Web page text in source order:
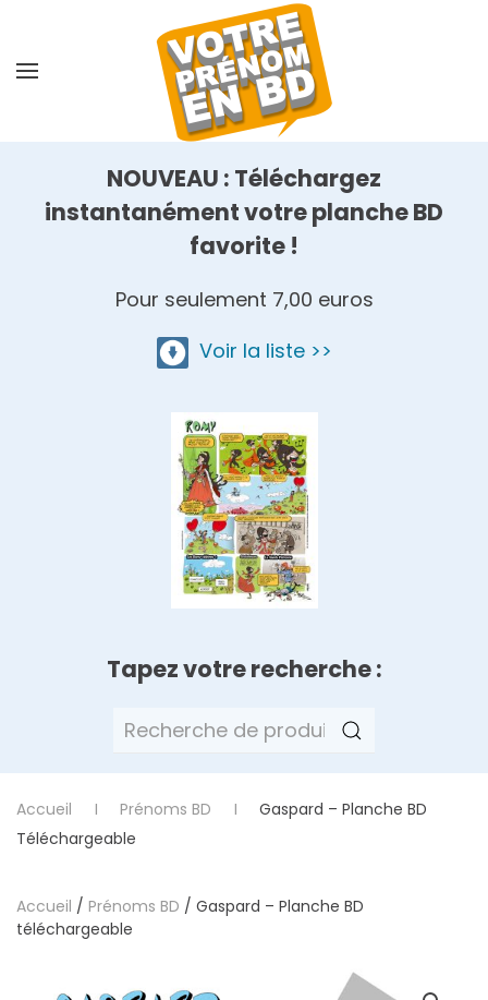
NOUVEAU : Téléchargez
instantanément votre planche BD
favorite !
Pour seulement 7,00 euros
Voir la liste >>
Tapez votre recherche :
Recherche
Accueil Prénoms BD
Gaspard – Planche BD
Téléchargeable
Accueil / Prénoms BD / Gaspard – Planche BD
téléchargeable